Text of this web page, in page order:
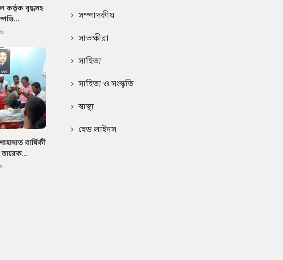
কর্তৃক বৃদ্ধসহ
বার্ষিকী
তারেক...
সম্পাদকীয়
সাতক্ষীরা
সাহিত্য
সাহিত্য ও সংস্কৃতি
স্বাস্থ্য
হেড লাইনস